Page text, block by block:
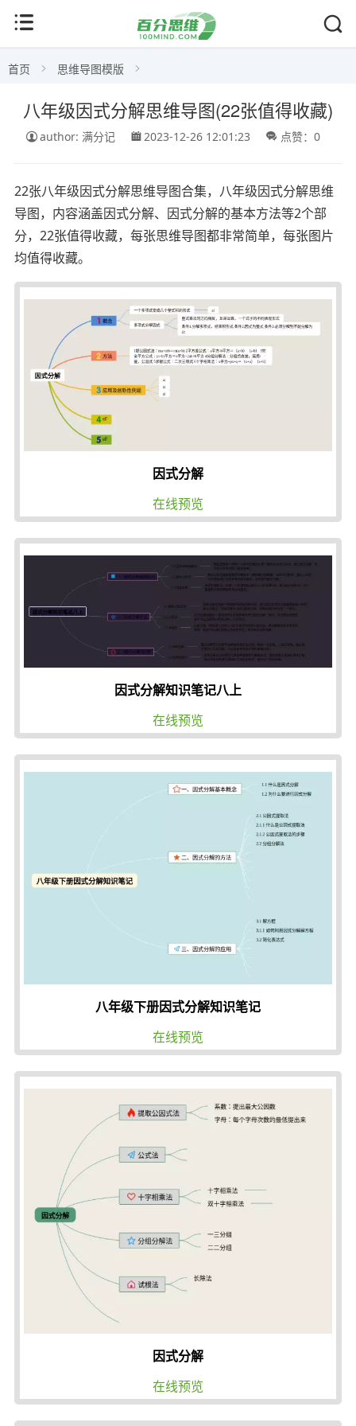
首页 思维导图模版
八年级因式分解思维导图(22张值得收藏)
author: 满分记 2023-12-26 12:01:23 点赞：0
22张八年级因式分解思维导图合集，八年级因式分解思维
导图，内容涵盖因式分解、因式分解的基本方法等2个部
分，22张值得收藏，每张思维导图都非常简单，每张图片
均值得收藏。
因式分解
在线预览
因式分解知识笔记八上
在线预览
八年级下册因式分解知识笔记
在线预览
因式分解
在线预览